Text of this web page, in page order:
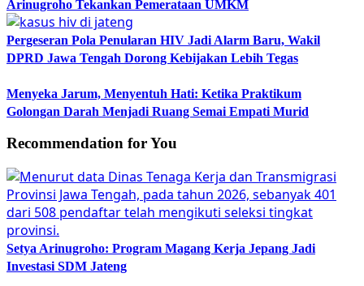
Arinugroho Tekankan Pemerataan UMKM
Pergeseran Pola Penularan HIV Jadi Alarm Baru, Wakil
DPRD Jawa Tengah Dorong Kebijakan Lebih Tegas
Menyeka Jarum, Menyentuh Hati: Ketika Praktikum
Golongan Darah Menjadi Ruang Semai Empati Murid
Recommendation for You
Setya Arinugroho: Program Magang Kerja Jepang Jadi
Investasi SDM Jateng